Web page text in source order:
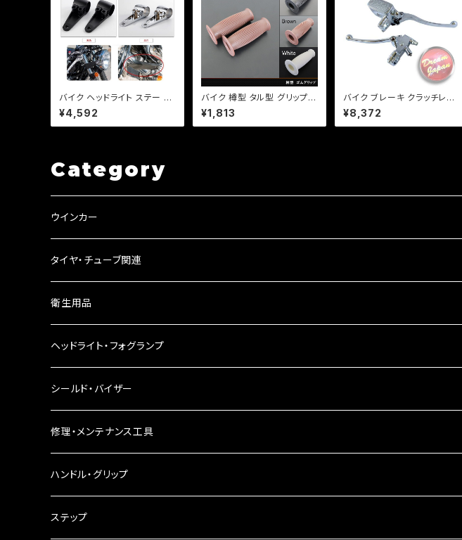
バイク ヘッドライト ステー フ
ォークサイズ 36, 39 パイ カ
ラー 付き 左右 セット カスタム
ネイキッド 【ブラック・シルバ
¥4,592
バイク 樽型 タル型 グリップ 2
2mm 左右セット 【ホワイト】
選択 カスタム ゴムグリップ チ
ョッパー アメリカン TW SR
¥1,813
バイク ブレーキ クラッチレバ
ー マスターシリンダー セット
メッキ 22mmハンドル用/汎
用/修理/カスタム/マグナ/ビラ
¥8,372
Category
ウインカー
ウインカーリレー
ウインカーレンズ
LEDウインカー
電球型ウインカー
バードゲージウインカー
ウインカークランプ
タイヤ・チューブ関連
衛生用品
ヘッドライト・フォグランプ
ヘッドライト
フォグランプ
配線・リレー
シールド・バイザー
修理・メンテナンス工具
インテークマニホールド
電装・配線・キボシ等
ハンドル・グリップ
グリップ
ステップ